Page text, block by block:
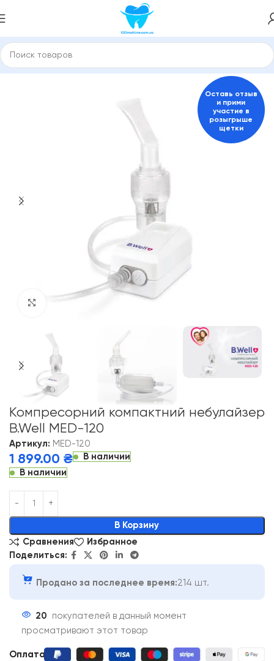
Главная Ингалятори небулайзери
Оставь отзыв
и прими
участие в
розыгрыше
щетки
Компресорний компактний небулайзер
B.Well MED-120
Артикул: MED-120
1 899.00 ₴
В наличии
В наличии
В Корзину
Alternative:
Сравнения
Избранное
Поделиться:
Продано за последнее время:214 шт.
20
покупателей в данный момент
просматривают этот товар
Оплата: